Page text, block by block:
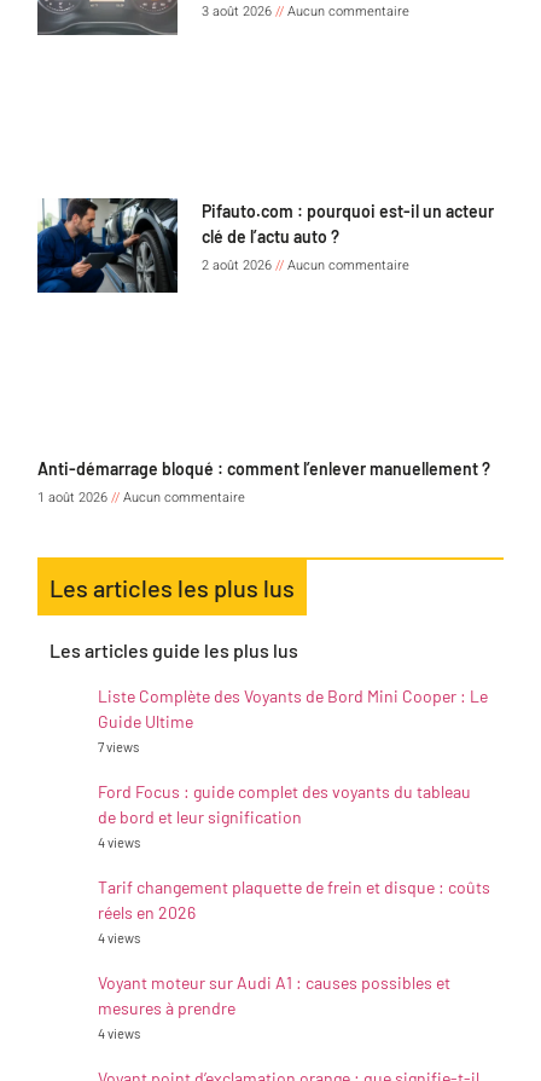
3 août 2026 Aucun commentaire
Pifauto.com : pourquoi est-il un acteur
clé de l’actu auto ?
2 août 2026 Aucun commentaire
Anti-démarrage bloqué : comment l’enlever manuellement ?
1 août 2026
Aucun commentaire
Les articles les plus lus
Les articles guide les plus lus
Liste Complète des Voyants de Bord Mini Cooper : Le
Guide Ultime
7 views
Ford Focus : guide complet des voyants du tableau
de bord et leur signification
4 views
Tarif changement plaquette de frein et disque : coûts
réels en 2026
4 views
Voyant moteur sur Audi A1 : causes possibles et
mesures à prendre
4 views